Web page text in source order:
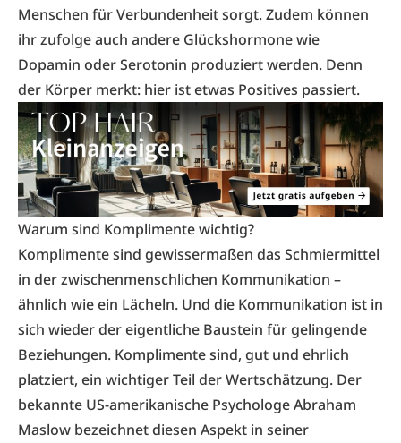
Menschen für Verbundenheit sorgt. Zudem können
ihr zufolge auch andere Glückshormone wie
Dopamin oder Serotonin produziert werden. Denn
der Körper merkt: hier ist etwas Positives passiert.
Warum sind Komplimente wichtig?
Komplimente sind gewissermaßen das Schmiermittel
in der zwischenmenschlichen Kommunikation –
ähnlich wie ein Lächeln. Und die Kommunikation ist in
sich wieder der eigentliche Baustein für gelingende
Beziehungen. Komplimente sind, gut und ehrlich
platziert, ein wichtiger Teil der Wertschätzung. Der
bekannte US-amerikanische Psychologe Abraham
Maslow bezeichnet diesen Aspekt in seiner